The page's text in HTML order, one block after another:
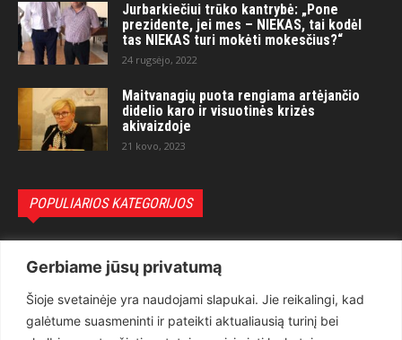
Gerbiame jūsų privatumą
Šioje svetainėje yra naudojami slapukai. Jie reikalingi, kad
galėtume suasmeninti ir pateikti aktualiausią turinį bei
Jurbarkiečiui trūko kantrybė: „Pone
prezidente, jei mes – NIEKAS, tai kodėl
tas NIEKAS turi mokėti mokesčius?“
24 rugsėjo, 2022
Maitvanagių puota rengiama artėjančio
didelio karo ir visuotinės krizės
akivaizdoje
21 kovo, 2023
POPULIARIOS KATEGORIJOS
Teisėsauga
1497
Aktualu